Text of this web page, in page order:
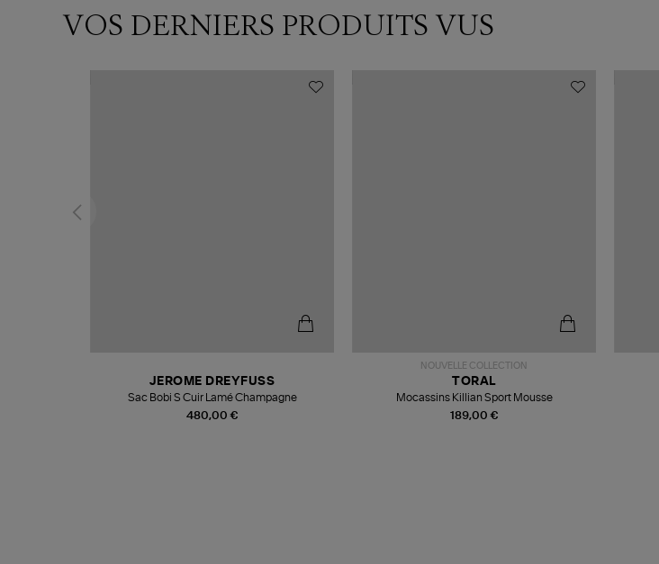
VOS DERNIERS PRODUITS VUS
480,00 €
JEROME DREYFUSS
Sac Bobi S Cuir Lamé Champagne
NOUVELLE COLLECTION
189,00 €
TORAL
Mocassins Killian Sport Mousse